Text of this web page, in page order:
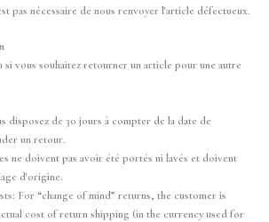
pas nécessaire de nous renvoyer l'article défectueux.
si vous souhaitez retourner un article pour une autre
disposez de 30 jours à compter de la date de
un retour.
ne doivent pas avoir été portés ni lavés et doivent
d'origine.
For “change of mind” returns, the customer is
cost of return shipping (in the currency used for